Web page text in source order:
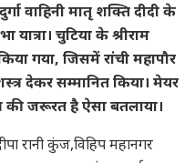
वाहिनी मातृ शक्ति दीदी के
यात्रा। चुटिया के श्रीराम
गया, जिसमें रांची महापौर
देकर सम्मानित किया। मेयर
जरूरत है ऐसा बतलाया।
रानी कुंज,विहिप महानगर